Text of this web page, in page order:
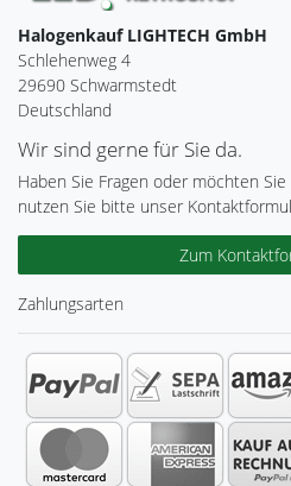
Halogenkauf LIGHTECH GmbH
Schlehenweg 4
29690 Schwarmstedt
Deutschland
Wir sind gerne für Sie da.
Haben Sie Fragen oder möchten
nutzen Sie bitte unser
Zum
Zahlungsarten